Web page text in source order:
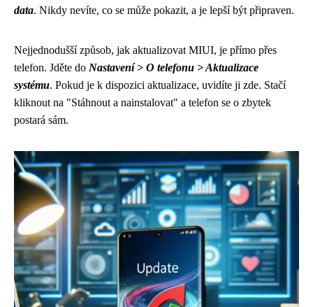
data. Nikdy nevíte, co se může pokazit, a je lepší být připraven.
Nejjednodušší způsob, jak aktualizovat MIUI, je přímo přes
telefon. Jděte do Nastavení > O telefonu > Aktualizace
systému. Pokud je k dispozici aktualizace, uvidíte ji zde. Stačí
kliknout na "Stáhnout a nainstalovat" a telefon se o zbytek
postará sám.